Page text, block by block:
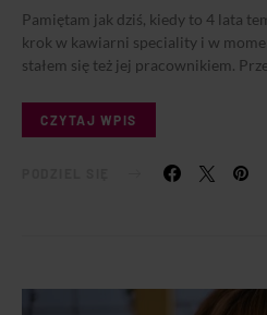
Pamiętam jak dziś, kiedy to 4 lata
krok w kawiarni speciality i w
stałem się też jej pracownikiem.
CZYTAJ WPIS